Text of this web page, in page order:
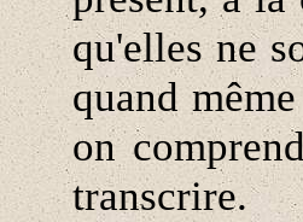
qu'elles ne
quand
on
transcrire.